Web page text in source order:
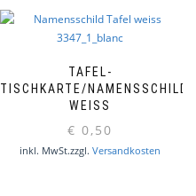
TAFEL-
TISCHKARTE/NAMENSSCHILD,
WEISS
€ 0,50
inkl. MwSt.zzgl. Versandkosten